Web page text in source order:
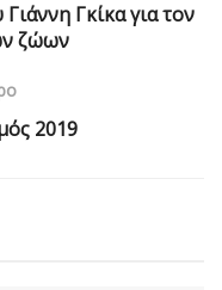
Γκίκα για τον
ζώων
2019